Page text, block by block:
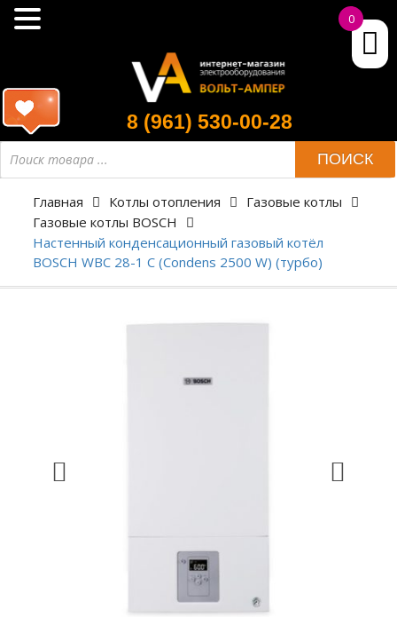
8 (961) 530-00-28
ПОИСК
Главная Котлы отопления
Газовые котлы
Газовые котлы BOSCH
Настенный конденсационный газовый котёл
BOSCH WBC 28-1 C (Condens 2500 W) (турбо)
0